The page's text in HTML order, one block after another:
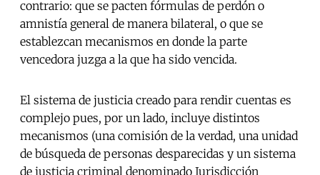
contrario: que se pacten fórmulas de perdón o
amnistía general de manera bilateral, o que se
establezcan mecanismos en donde la parte
vencedora juzga a la que ha sido vencida.
El sistema de justicia creado para rendir cuentas es
complejo pues, por un lado, incluye distintos
mecanismos (una comisión de la verdad, una unidad
de búsqueda de personas desparecidas y un sistema
de justicia criminal denominado Jurisdicción